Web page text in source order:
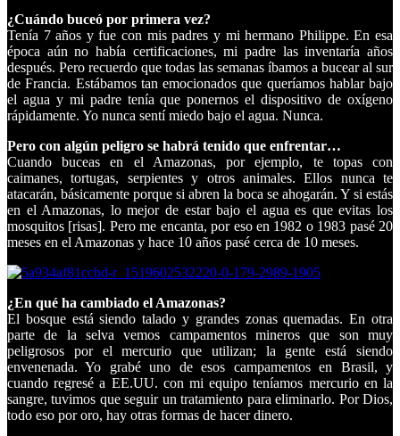
¿Cuándo buceó por primera vez?
Tenía 7 años y fue con mis padres y mi hermano Philippe. En esa
época aún no había certificaciones, mi padre las inventaría años
después. Pero recuerdo que todas las semanas íbamos a bucear al sur
de Francia. Estábamos tan emocionados que queríamos hablar bajo
el agua y mi padre tenía que ponernos el dispositivo de oxígeno
rápidamente. Yo nunca sentí miedo bajo el agua. Nunca.
Pero con algún peligro se habrá tenido que enfrentar…
Cuando buceas en el Amazonas, por ejemplo, te topas con
caimanes, tortugas, serpientes y otros animales. Ellos nunca te
atacarán, básicamente porque si abren la boca se ahogarán. Y si estás
en el Amazonas, lo mejor de estar bajo el agua es que evitas los
mosquitos [risas]. Pero me encanta, por eso en 1982 o 1983 pasé 20
meses en el Amazonas y hace 10 años pasé cerca de 10 meses.
¿En qué ha cambiado el Amazonas?
El bosque está siendo talado y grandes zonas quemadas. En otra
parte de la selva vemos campamentos mineros que son muy
peligrosos por el mercurio que utilizan; la gente está siendo
envenenada. Yo grabé uno de esos campamentos en Brasil, y
cuando regresé a EE.UU. con mi equipo teníamos mercurio en la
sangre, tuvimos que seguir un tratamiento para eliminarlo. Por Dios,
todo eso por oro, hay otras formas de hacer dinero.